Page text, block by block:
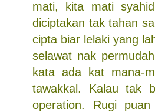
mati, kita mati
diciptakan tak tahan
cipta biar lelaki yang
selawat nak
kata ada kat mana-
tawakkal. Kalau tak
operation. Rugi